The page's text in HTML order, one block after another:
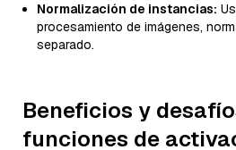
Normalización de instancias:
procesamiento de imágenes,
separado.
Beneficios y
funciones de